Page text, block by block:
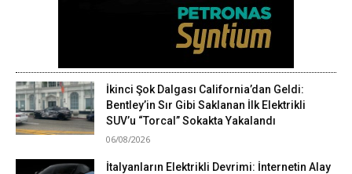
İkinci Şok Dalgası California’dan Geldi:
Bentley’in Sır Gibi Saklanan İlk Elektrikli
SUV’u “Torcal” Sokakta Yakalandı
06/08/2026
İtalyanların Elektrikli Devrimi: İnternetin Alay